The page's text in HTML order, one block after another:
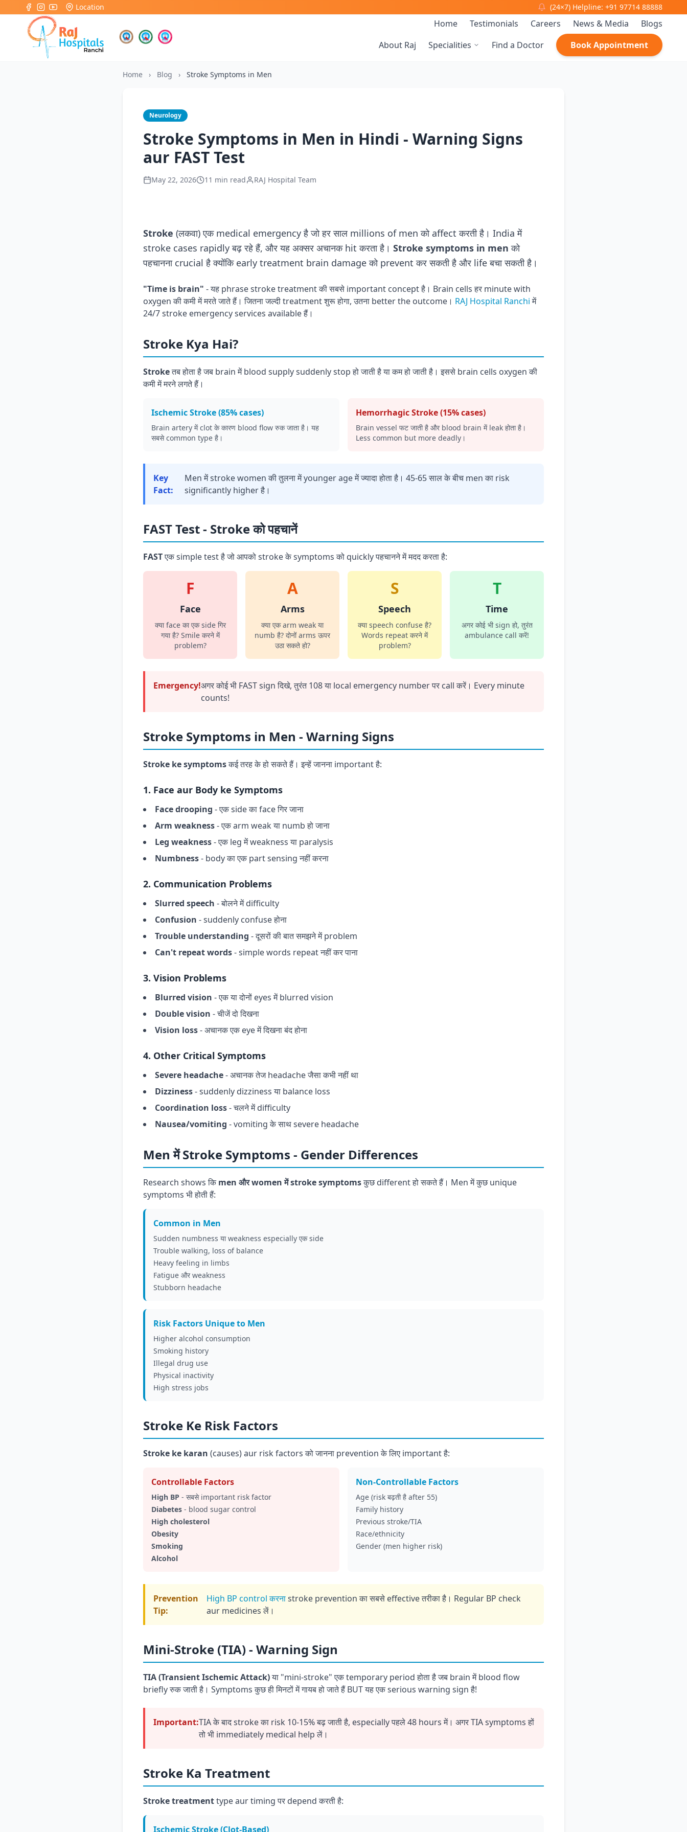
Location (24×7) Helpline: +91 97714 88888
Home Testimonials Careers News & Media
Blogs
About Raj
Specialities Find a Doctor Book Appointment
Home › Blog › Stroke Symptoms in Men
Neurology
Stroke Symptoms in Men in Hindi - Warning Signs
aur FAST Test
May 22, 2026 11 min read RAJ Hospital Team
Stroke (लकवा) एक medical emergency है जो हर साल millions of men को affect करती है। India में
stroke cases rapidly बढ़ रहे हैं, और यह अक्सर अचानक hit करता है। Stroke symptoms in men को
पहचानना crucial है क्योंकि early treatment brain damage को prevent कर सकती है और life बचा सकती है।
"Time is brain" - यह phrase stroke treatment की सबसे important concept है। Brain cells हर minute with
oxygen की कमी में मरते जाते हैं। जितना जल्दी treatment शुरू होगा, उतना better the outcome। RAJ Hospital Ranchiमें
24/7 stroke emergency services available हैं।
Stroke Kya Hai?
Strokeतब होता है जब brain में blood supply suddenly stop हो जाती है या कम हो जाती है। इससे brain cells oxygen की
कमी में मरने लगते हैं।
Ischemic Stroke (85% cases)
Brain artery में clot के कारण blood flow रुक जाता है। यह
सबसे common type है।
Hemorrhagic Stroke (15% cases)
Brain vessel फट जाती है और blood brain में leak होता है।
Less common but more deadly।
Key
Fact:
Men में stroke women की तुलना में younger age में ज्यादा होता है। 45-65 साल के बीच men का risk
significantly higher है।
FAST Test - Stroke को पहचानें
FASTएक simple test है जो आपको stroke के symptoms को quickly पहचानने में मदद करता है:
F
Face
क्या face का एक side गिर
गया है? Smile करने में
problem?
A
Arms
क्या एक arm weak या
numb है? दोनों arms ऊपर
उठा सकते हो?
S
Speech
क्या speech confuse है?
Words repeat करने में
problem?
T
Time
अगर कोई भी sign हो, तुरंत
ambulance call करें!
Emergency!अगर कोई भी FAST sign दिखे, तुरंत 108 या local emergency number पर call करें। Every minute
counts!
Stroke Symptoms in Men - Warning Signs
Stroke ke symptomsकई तरह के हो सकते हैं। इन्हें जानना important है:
1. Face aur Body ke Symptoms
Face drooping - एक side का face गिर जाना
Arm weakness- एक arm weak या numb हो जाना
Leg weakness- एक leg में weakness या paralysis
Numbness- body का एक part sensing नहीं करना
2. Communication Problems
Slurred speech - बोलने में difficulty
Confusion - suddenly confuse होना
Trouble understanding - दूसरों की बात समझने में problem
Can't repeat words- simple words repeat नहीं कर पाना
3. Vision Problems
Blurred vision - एक या दोनों eyes में blurred vision
Double vision - चीजें दो दिखना
Vision loss- अचानक एक eye में दिखना बंद होना
4. Other Critical Symptoms
Severe headache- अचानक तेज headache जैसा कभी नहीं था
Dizziness- suddenly dizziness या balance loss
Coordination loss- चलने में difficulty
Nausea/vomiting - vomiting के साथ severe headache
Men में Stroke Symptoms - Gender Differences
Research shows कि men और women में stroke symptomsकुछ different हो सकते हैं। Men में कुछ unique
symptoms भी होती हैं:
Common in Men
Sudden numbness या weakness especially एक side
Trouble walking, loss of balance
Heavy feeling in limbs
Fatigue और weakness
Stubborn headache
Risk Factors Unique to Men
Higher alcohol consumption
Smoking history
Illegal drug use
Physical inactivity
High stress jobs
Stroke Ke Risk Factors
Stroke ke karan (causes) aur risk factors को जानना prevention के लिए important है:
Controllable Factors
High BP - सबसे important risk factor
Diabetes - blood sugar control
High cholesterol
Obesity
Smoking
Alcohol
Non-Controllable Factors
Age (risk बढ़ती है after 55)
Family history
Previous stroke/TIA
Race/ethnicity
Gender (men higher risk)
Prevention
Tip:
High BP control करनाstroke prevention का सबसे effective तरीका है। Regular BP check
aur medicines लें।
Mini-Stroke (TIA) - Warning Sign
TIA (Transient Ischemic Attack)या "mini-stroke" एक temporary period होता है जब brain में blood flow
briefly रुक जाती है। Symptoms कुछ ही मिनटों में गायब हो जाते हैं BUT यह एक serious warning sign है!
Important:TIA के बाद stroke का risk 10-15% बढ़ जाती है, especially पहले 48 hours में। अगर TIA symptoms हों
तो भी immediately medical help लें।
Stroke Ka Treatment
Stroke treatmenttype aur timing पर depend करती है:
Ischemic Stroke (Clot-Based)